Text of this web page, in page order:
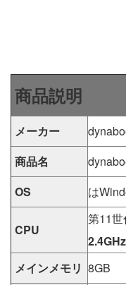
商品説明
メーカー
商品名
OS
は
CPU
第11
2.4GHz
メインメモリ 8GB